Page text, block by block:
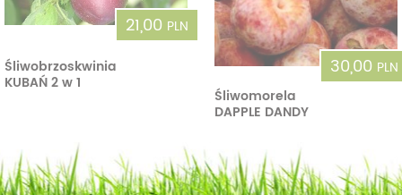
21,00 PLN
Śliwobrzoskwinia
KUBAŃ 2 w 1
30,00 PLN
Śliwomorela
DAPPLE DANDY